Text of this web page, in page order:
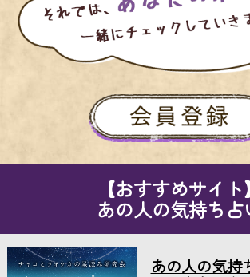
【おすすめサイト】
あの人の気持ち占
あの人の気持